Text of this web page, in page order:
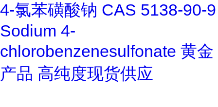
4-氯苯磺酸钠 CAS 5138-90-9
Sodium 4-
chlorobenzenesulfonate 黄金
产品 高纯度现货供应